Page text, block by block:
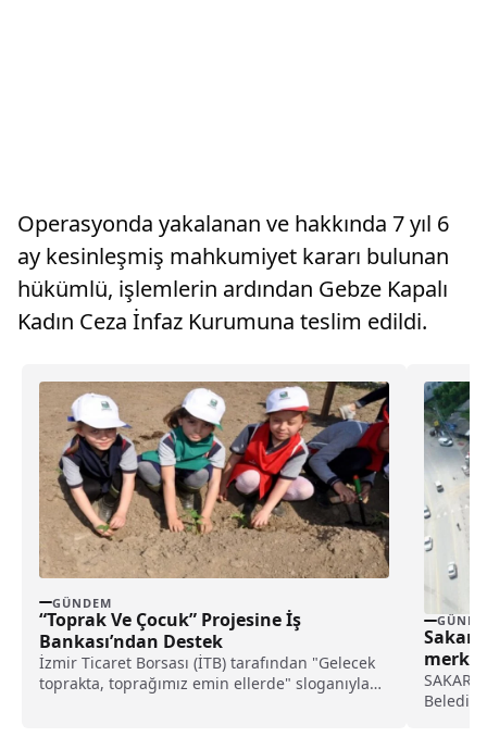
Operasyonda yakalanan ve hakkında 7 yıl 6
ay kesinleşmiş mahkumiyet kararı bulunan
hükümlü, işlemlerin ardından Gebze Kapalı
Kadın Ceza İnfaz Kurumuna teslim edildi.
GÜNDEM
“Toprak Ve Çocuk” Projesine İş
Bankası’ndan Destek
İzmir Ticaret Borsası (İTB) tarafından "Gelecek
toprakta, toprağımız emin ellerde" sloganıyla